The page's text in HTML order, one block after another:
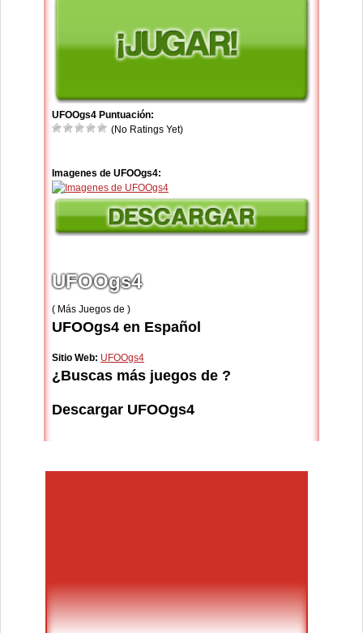
UFOOgs4 Puntuación:
(No Ratings Yet)
Imagenes de UFOOgs4:
UFOOgs4
( Más Juegos de )
UFOOgs4 en Español
Sitio Web: UFOOgs4
¿Buscas más juegos de ?
Descargar UFOOgs4